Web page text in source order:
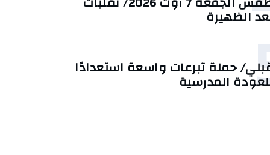
الظهيرة
حملة تبرعات واسعة استعدادًا
المدرسية